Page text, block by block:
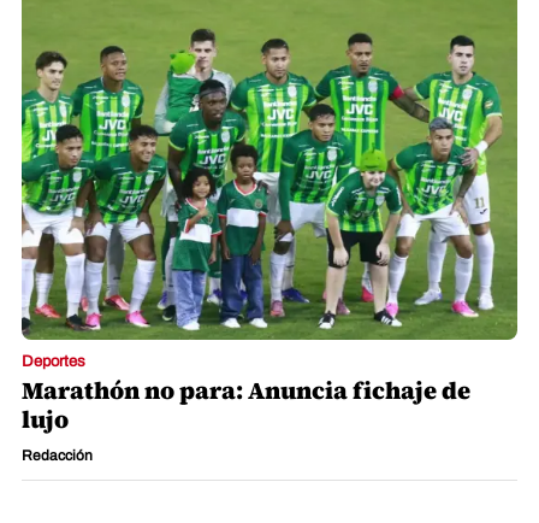
Deportes
Marathón no para: Anuncia fichaje de
lujo
Redacción